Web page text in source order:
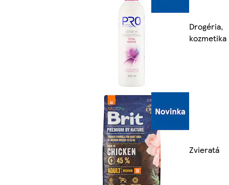
Drogéria,
kozmetika
Zvieratá